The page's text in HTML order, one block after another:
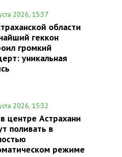
2026, 15:37
области
геккон
громкий
уникальная
2026, 15:32
центре Астрахани
поливать в
режиме